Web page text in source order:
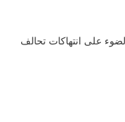
على انتهاكات تحالف